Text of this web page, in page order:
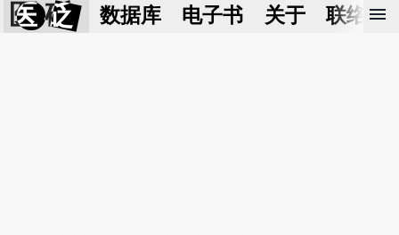
医 砭 数据库 电子书 关于 联络我
menu